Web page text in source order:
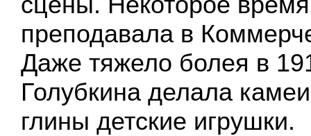
преподавала в
Даже тяжело болея в
Голубкина делала
глины детские игрушки.